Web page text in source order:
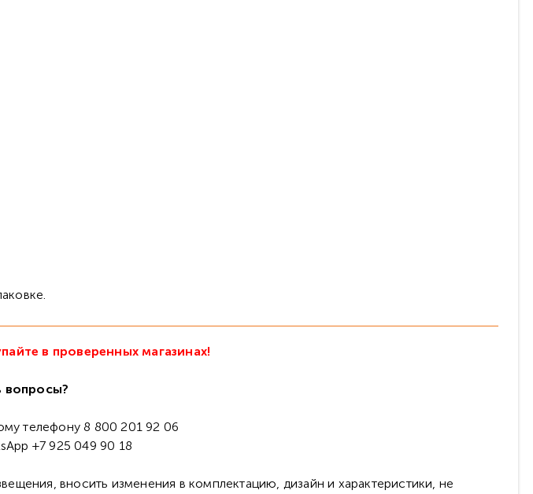
в проверенных магазинах!
вопросы?
телефону 8 800 201 92 06
+7 925 049 90 18
вносить изменения в комплектацию, дизайн и характеристики, не